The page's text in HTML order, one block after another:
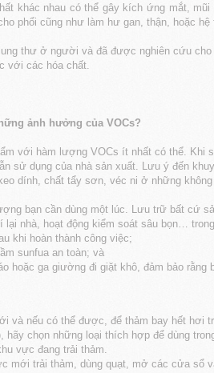
khác nhau có thể gây kích ứng mắt,
phổi cũng như làm hư gan, thận, hoặc hệ
thư ở người và đã được nghiên cứu
với các hóa chất.
ảnh hưởng của VOCs?
với hàm lượng VOCs ít nhất có thể.
sử dụng của nhà sản xuất. Lưu ý đến
dính, chất tẩy sơn, véc ni ở những
bạn cần dùng một lúc. Lưu trữ bất cứ
lại nhà, hoạt động kiểm soát sâu bọn…
khi hoàn thành công việc;
sunfua an toàn; và
hoặc ga giường đi giặt khô, đảm bảo
và nếu có thể được, để thảm bay hết hơi
hãy chọn những loại thích hợp để dùng
vực đang trải thảm.
mới trải thảm, dùng quạt, mở các cửa sổ